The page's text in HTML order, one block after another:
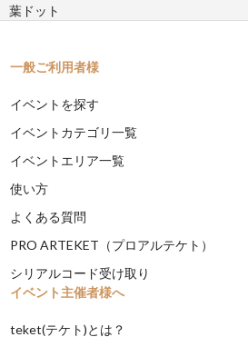
葉ドット
一般ご利用者様
イベントを探す
イベントカテゴリ一覧
イベントエリア一覧
使い方
よくある質問
PRO ARTEKET（プロアルテケト）
シリアルコード受け取り
イベント主催者様へ
teket(テケト)とは？